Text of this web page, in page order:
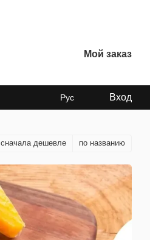
Мой заказ
Рус Вход
сначала дешевле по названию